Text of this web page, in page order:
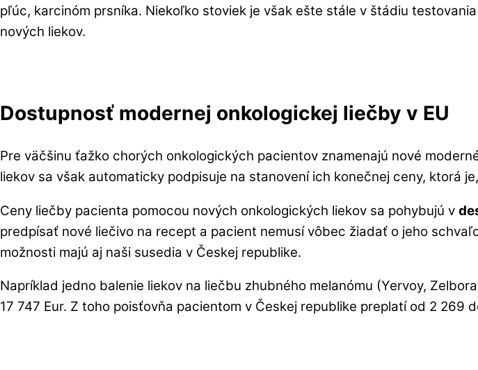
pľúc, karcinóm prsníka. Niekoľko stoviek je však ešte stále v štádiu
nových liekov.
Dostupnosť modernej onkologickej liečby v EU
Pre väčšinu ťažko chorých onkologických pacientov znamenajú nové
liekov sa však automaticky podpisuje na stanovení ich konečnej ceny, ktorá
Ceny liečby pacienta pomocou nových onkologických liekov sa pohybujú v
predpísať nové liečivo na recept a pacient nemusí vôbec žiadať o jeho
možnosti majú aj naši susedia v Českej republike.
Napríklad jedno balenie liekov na liečbu zhubného melanómu (Yervoy,
17 747 Eur. Z toho poisťovňa pacientom v Českej republike preplatí od 2 269